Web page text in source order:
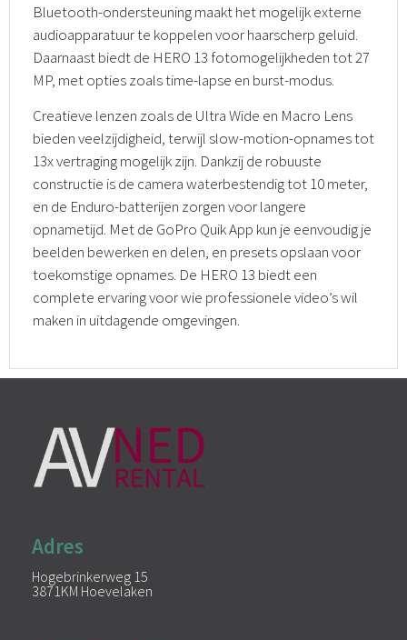
Bluetooth-ondersteuning maakt het mogelijk externe
audioapparatuur te koppelen voor haarscherp geluid.
Daarnaast biedt de HERO 13 fotomogelijkheden tot 27
MP, met opties zoals time-lapse en burst-modus.
Creatieve lenzen zoals de Ultra Wide en Macro Lens
bieden veelzijdigheid, terwijl slow-motion-opnames tot
13x vertraging mogelijk zijn. Dankzij de robuuste
constructie is de camera waterbestendig tot 10 meter,
en de Enduro-batterijen zorgen voor langere
opnametijd. Met de GoPro Quik App kun je eenvoudig je
beelden bewerken en delen, en presets opslaan voor
toekomstige opnames. De HERO 13 biedt een
complete ervaring voor wie professionele video’s wil
maken in uitdagende omgevingen.
Adres
Hogebrinkerweg 15
3871KM Hoevelaken